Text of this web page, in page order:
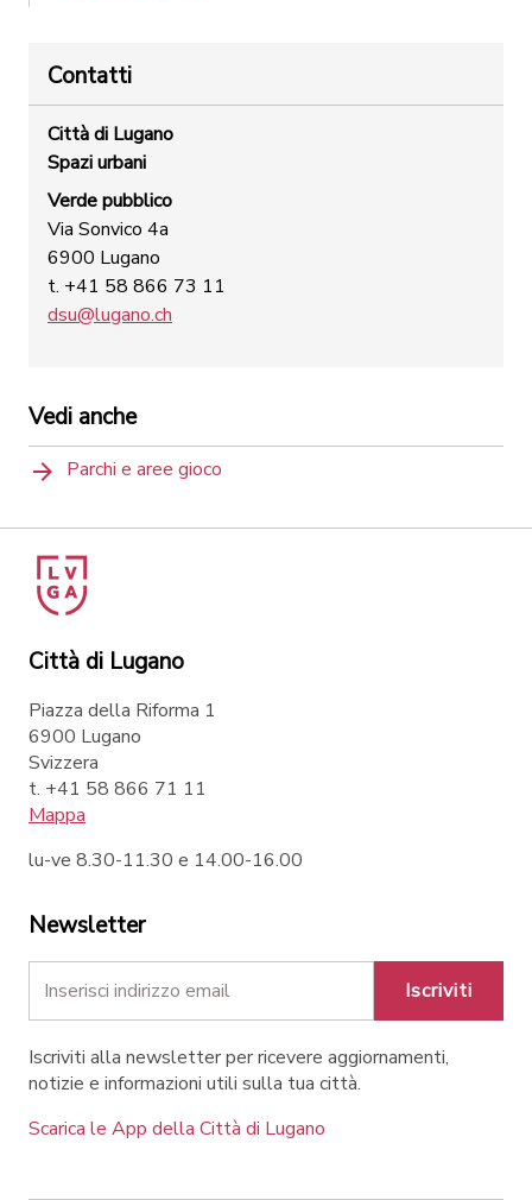
Contatti
Città di Lugano
Spazi urbani
Verde pubblico
Via Sonvico 4a
6900 Lugano
t. +41 58 866 73 11
dsu@lugano.ch
Vedi anche
Parchi e aree gioco
Città di Lugano
Piazza della Riforma 1
6900 Lugano
Svizzera
t. +41 58 866 71 11
Mappa
lu-ve 8.30-11.30 e 14.00-16.00
Newsletter
Iscriviti
Iscriviti alla newsletter per ricevere aggiornamenti,
notizie e informazioni utili sulla tua città.
Scarica le App della Città di Lugano